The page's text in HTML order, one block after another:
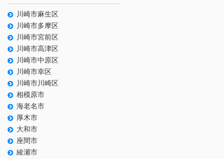
川崎市麻生区
川崎市多摩区
川崎市宮前区
川崎市高津区
川崎市中原区
川崎市幸区
川崎市川崎区
相模原市
海老名市
厚木市
大和市
座間市
綾瀬市